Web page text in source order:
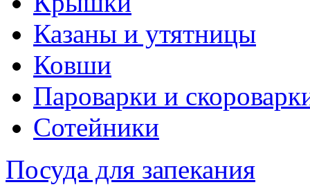
Казаны и утятницы
Ковши
Пароварки и
Сотейники
Посуда для запекания